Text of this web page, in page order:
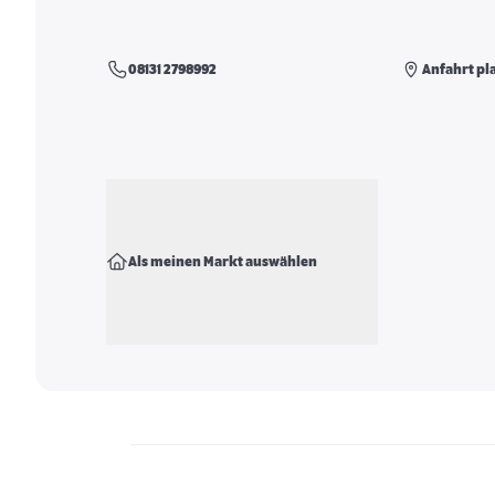
08131 2798992 Anfahrt
Als meinen Markt auswählen